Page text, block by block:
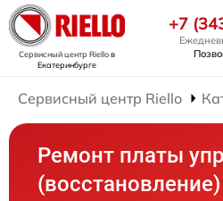
Сервисный центр Rielloв
Екатеринбурге
+7
Сервисный центр Riello
Ремонт платы